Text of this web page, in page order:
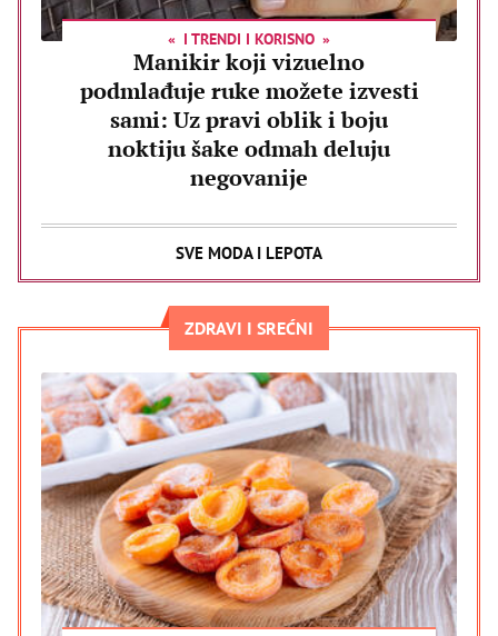
I TRENDI I KORISNO
Manikir koji vizuelno
podmlađuje ruke možete izvesti
sami: Uz pravi oblik i boju
noktiju šake odmah deluju
negovanije
SVE MODA I LEPOTA
ZDRAVI I SREĆNI